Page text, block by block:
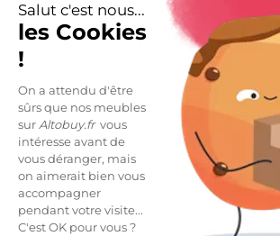
Salut c'est nous...
les Cookies
!
On a attendu d'être
sûrs que nos meubles
surAltobuy.frvous
intéresse avant de
vous déranger, mais
on aimerait bien vous
accompagner
pendant votre visite...
C'est OK pour vous ?
Coussin 45x45 Déhoussable Tissu
Fleuri de la gamme Anemone.
Décorez les assises de votre terrasse
coussin fleuri, comme une invitation
farniente.
House avec zip et volant plat de 1 cm,
Anti UV et déperlant pour une usage
Housse coussin en tissu polyester
200gr/m2 enduit polyuréthane.
Coussin 100 % polyester.